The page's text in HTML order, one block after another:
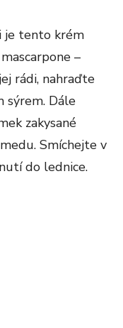
je tento krém
–
rádi, nahraďte
sýrem. Dále
zakysané
Smíchejte v
do lednice.